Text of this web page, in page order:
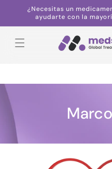
Saltar al
contenido
¿Necesitas un
ayudarte con la